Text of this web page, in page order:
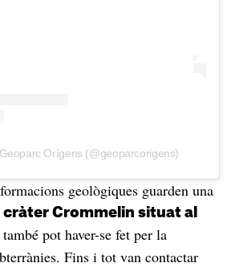
Orígens (@geoparcorigens)
geològiques guarden una
cràter Crommelin situat al
pot haver-se fet per la
Fins i tot van contactar